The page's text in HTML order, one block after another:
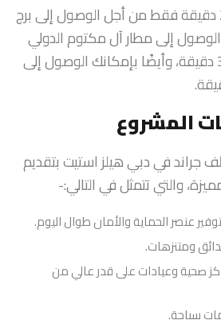
حيث أنك بحاجة إلى 20 دقيقة فقط من أجل الوصول إلى برج
إلى مطار آل مكتوم الدولي
خلال مدة تصل إلى 36 دقيقة، وأيضًا بإمكانك الوصول إلى
المشروع
جراند في دبي هيلز استيت بتقديم
والتي تتمثل في التالي:-
عنصر الحماية والأمان طوال اليوم.
ومتنزهات.
صحية وعيادات على قدر عالي من
سباحة.